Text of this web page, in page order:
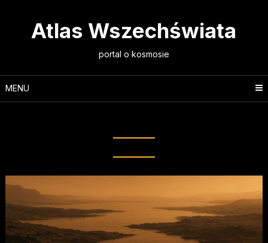
Atlas Wszechświata
portal o kosmosie
MENU